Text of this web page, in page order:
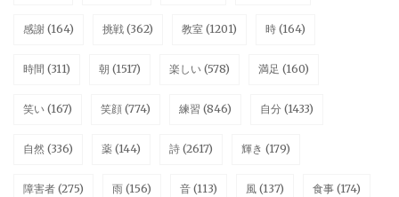
感謝 (164) 挑戦 (362) 教室 (1201) 時 (164)
時間 (311) 朝 (1517) 楽しい (578) 満足 (160)
笑い (167) 笑顔 (774) 練習 (846) 自分 (1433)
自然 (336) 薬 (144) 詩 (2617) 輝き (179)
障害者 (275) 雨 (156) 音 (113) 風 (137) 食事 (174)